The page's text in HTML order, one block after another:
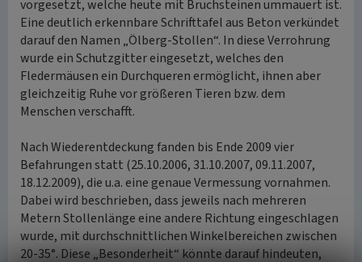
vorgesetzt, welche heute mit Bruchsteinen ummauert ist.
Eine deutlich erkennbare Schrifttafel aus Beton verkündet
darauf den Namen „Ölberg-Stollen“. In diese Verrohrung
wurde ein Schutzgitter eingesetzt, welches den
Fledermäusen ein Durchqueren ermöglicht, ihnen aber
gleichzeitig Ruhe vor größeren Tieren bzw. dem
Menschen verschafft.
Nach Wiederentdeckung fanden bis Ende 2009 vier
Befahrungen statt (25.10.2006, 31.10.2007, 09.11.2007,
18.12.2009), die u.a. eine genaue Vermessung vornahmen.
Dabei wird beschrieben, dass jeweils nach mehreren
Metern Stollenlänge eine andere Richtung eingeschlagen
wurde, mit durchschnittlichen Winkelbereichen zwischen
20-35°. Diese „Besonderheit“ könnte darauf hindeuten,